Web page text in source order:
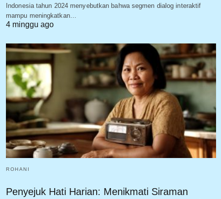
Indonesia tahun 2024 menyebutkan bahwa segmen dialog interaktif
mampu meningkatkan…
4 minggu ago
ROHANI
Penyejuk Hati Harian: Menikmati Siraman